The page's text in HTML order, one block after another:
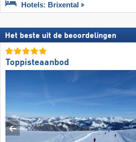
Hotels: Brixental
Het beste uit de beoordelingen
Toppisteaanbod